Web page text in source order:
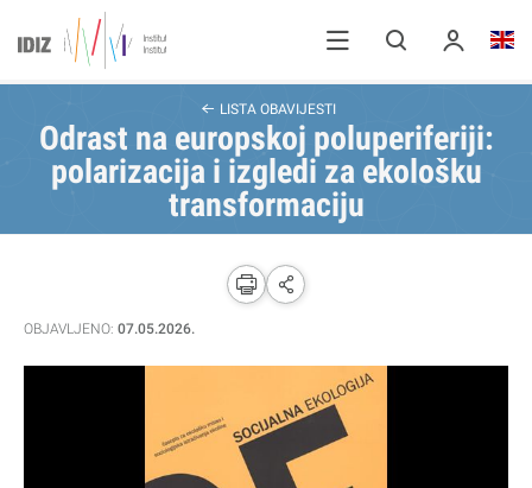
LISTA OBAVIJESTI
Odrast na europskoj poluperiferiji:
polarizacija i izgledi za ekološku
transformaciju
OBJAVLJENO: 07.05.2026.